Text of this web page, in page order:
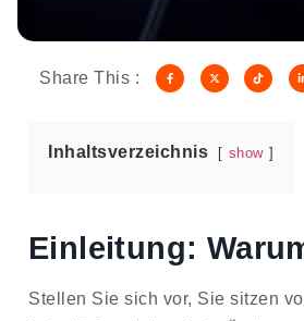
Share This :
Inhaltsverzeichnis show
Einleitung:
Stellen Sie sich vor, Sie sitzen